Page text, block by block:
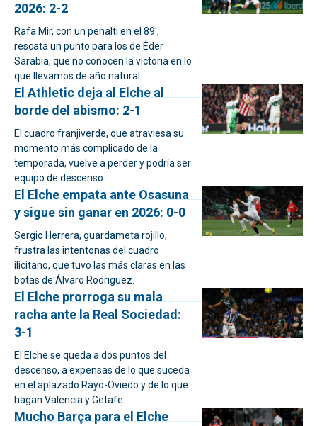
2026: 2-2
Rafa Mir, con un penalti en el 89',
rescata un punto para los de Éder
Sarabia, que no conocen la victoria en lo
que llevamos de año natural.
El Athletic deja al Elche al
borde del abismo: 2-1
El cuadro franjiverde, que atraviesa su
momento más complicado de la
temporada, vuelve a perder y podría ser
equipo de descenso.
El Elche empata ante Osasuna
y sigue sin ganar en 2026: 0-0
Sergio Herrera, guardameta rojillo,
frustra las intentonas del cuadro
ilicitano, que tuvo las más claras en las
botas de Álvaro Rodriguez.
El Elche prorroga su mala
racha ante la Real Sociedad:
3-1
El Elche se queda a dos puntos del
descenso, a expensas de lo que suceda
en el aplazado Rayo-Oviedo y de lo que
hagan Valencia y Getafe.
Mucho Barça para el Elche